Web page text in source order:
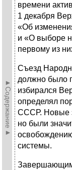
►Содержание►
времени
1 декабря
«Об
и «О выборе
первому из
Съезд
должно было
избирался
определял
СССР. Новые
но были
системы.